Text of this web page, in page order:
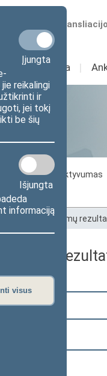
Įjungta
reikalingi
ir
jei tokį
be šių
Išjungta
informaciją
visus
Numatomos
Veikla I
Seimo narių aktyvumas
narių balsavimų